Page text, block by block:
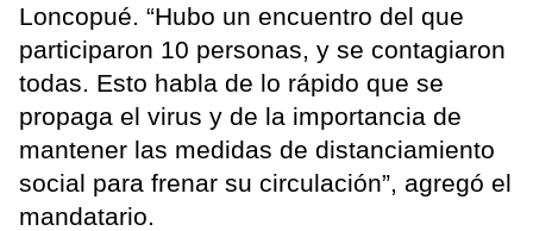
Loncopué. “Hubo un encuentro del que
participaron 10 personas, y se contagiaron
todas. Esto habla de lo rápido que se
propaga el virus y de la importancia de
mantener las medidas de distanciamiento
social para frenar su circulación”, agregó el
mandatario.